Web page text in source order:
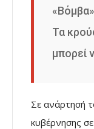
Τα
μπορεί
Σε ανάρτησή
κυβέρνησης